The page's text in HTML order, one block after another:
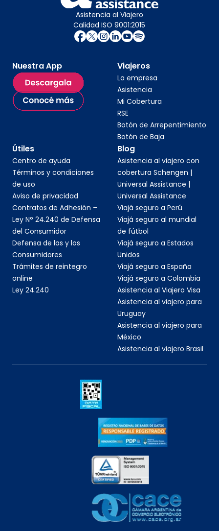
Asistencia al Viajero
Calidad ISO 9001:2015
Nuestra App Viajeros
La empresa
Asistencia
Mi Cobertura
RSE
Botón de Arrepentimiento
Botón de Baja
Útiles
Centro de ayuda
Términos y condiciones
de uso
Aviso de privacidad
Contratos de Adhesión –
Ley N° 24.240 de Defensa
del Consumidor
Defensa de las y los
Consumidores
Trámites de reintegro
online
Ley 24.240
Blog
Asistencia al viajero con
cobertura Schengen |
Universal Assistance |
Universal Assistance
Viajá seguro a Perú
Viajá seguro al mundial
de fútbol
Viajá seguro a Estados
Unidos
Viajá seguro a España
Viajá seguro a Colombia
Asistencia al Viajero Visa
Asistencia al viajero para
Uruguay
Asistencia al viajero para
México
Asistencia al viajero Brasil